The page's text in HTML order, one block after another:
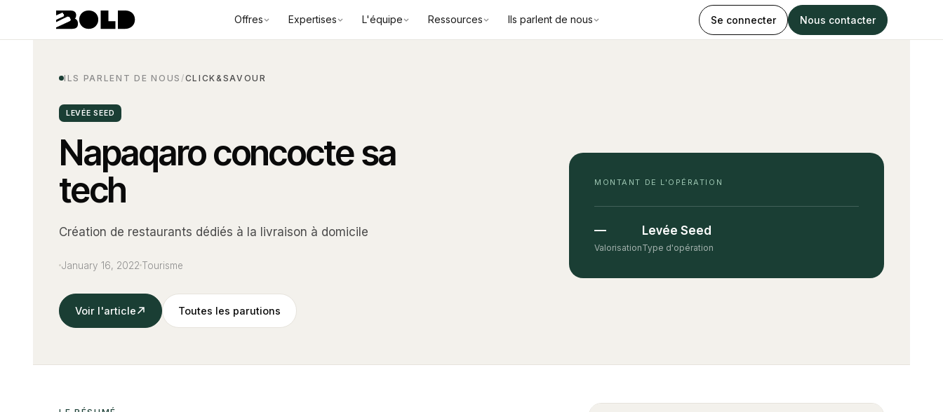
Offres Expertises L'équipe Ressources Ils parlent de nous Se connecter Nous contacter
ILS PARLENT DE NOUS /CLICK&SAVOUR
LEVÉE SEED
Napaqaro concocte sa
tech
Création de restaurants dédiés à la livraison à domicile
January 16, 2022 Tourisme
Voir l'article Toutes les parutions
MONTANT DE L'OPÉRATION
—
Valorisation
Levée Seed
Type d'opération